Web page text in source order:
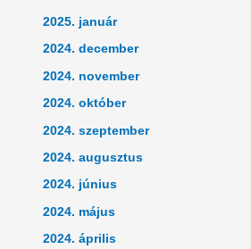
2025. január
2024. december
2024. november
2024. október
2024. szeptember
2024. augusztus
2024. június
2024. május
2024. április